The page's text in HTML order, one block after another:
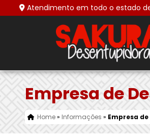
Atendimento em todo o estado
Empresa de
Home» Informações » Empresa